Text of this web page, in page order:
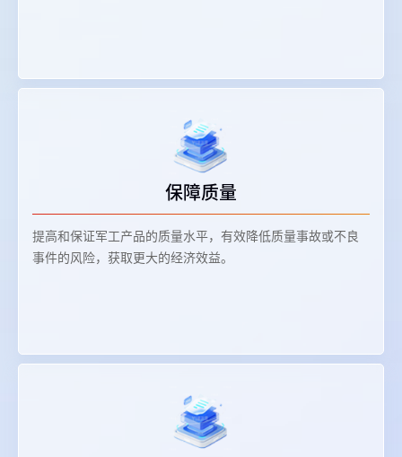
保障质量
提高和保证军工产品的质量水平，有效降低质量事故或不良
事件的风险，获取更大的经济效益。